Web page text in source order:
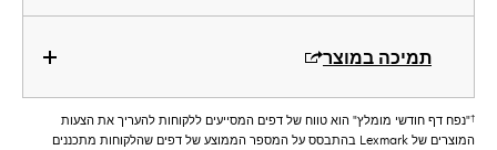
תמיכה במוצר
†"נפח דף חודשי מומלץ" הוא טווח של דפים המסייעים ללקוחות להעריך את הצעות
המוצרים של Lexmark בהתבסס על המספר הממוצע של דפים שהלקוחות מתכננים